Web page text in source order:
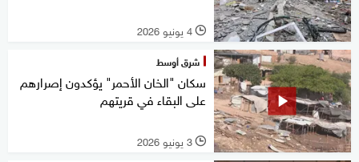
l 4 يونيو 2026
شرق أوسط
سكان "الخان الأحمر" يؤكدون إصرارهم
على البقاء في قريتهم
l 3 يونيو 2026